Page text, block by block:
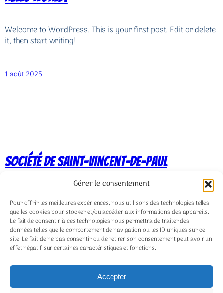
Gérer le consentement
Pour offrir les meilleures expériences, nous utilisons des technologies telles
que les cookies pour stocker et/ou accéder aux informations des appareils.
Le fait de consentir à ces technologies nous permettra de traiter des
données telles que le comportement de navigation ou les ID uniques sur ce
site. Le fait de ne pas consentir ou de retirer son consentement peut avoir un
effet négatif sur certaines caractéristiques et fonctions.
Accepter
Welcome to WordPress. This is your first post. Edit or delete
it, then start writing!
1 août 2025
Société de Saint-Vincent-de-Paul
Découvrez votre profil de super-acteur de
charité
Blog
À propos
FAQ
Auteurs/autrices
Évènements
Boutique
Compositions
Thèmes